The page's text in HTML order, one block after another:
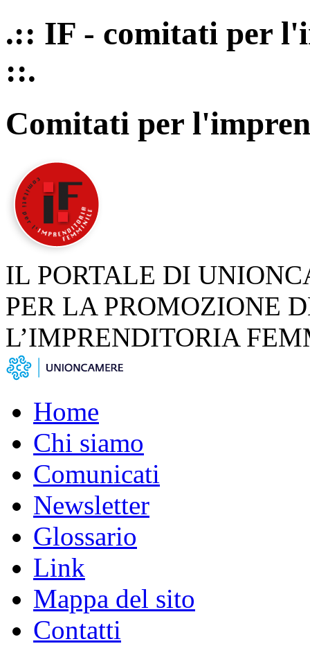
.:: IF - comitati per
::.
Comitati per
IL PORTALE DI
PER LA PROMOZIONE
L’IMPRENDITORIA
Home
Chi siamo
Comunicati
Newsletter
Glossario
Link
Mappa del sito
Contatti